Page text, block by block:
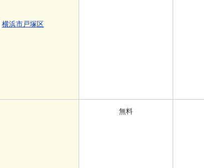
横浜市戸塚区
無料